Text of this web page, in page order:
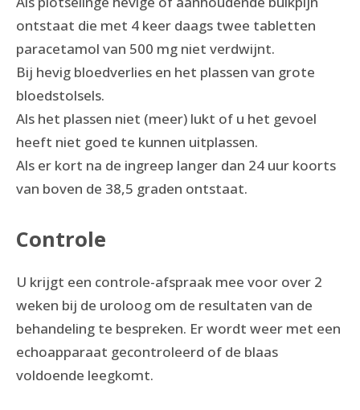
ontstaat die met 4 keer daags twee tabletten
paracetamol van 500 mg niet verdwijnt.
Bij hevig bloedverlies en het plassen van grote
bloedstolsels.
Als het plassen niet (meer) lukt of u het gevoel
heeft niet goed te kunnen uitplassen.
Als er kort na de ingreep langer dan 24 uur koorts
van boven de 38,5 graden ontstaat.
Controle
U krijgt een controle-afspraak mee voor over 2
weken bij de uroloog om de resultaten van de
behandeling te bespreken. Er wordt weer met een
echoapparaat gecontroleerd of de blaas
voldoende leegkomt.